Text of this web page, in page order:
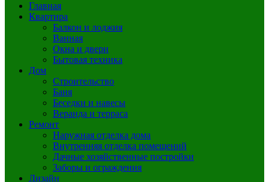
Главная
Квартира
Балкон и лоджия
Ванная
Окна и двери
Бытовая техника
Дом
Строительство
Баня
Беседки и навесы
Веранда и терраса
Ремонт
Наружная отделка дома
Внутренняя отделка помещений
Дачные хозяйственные постройки
Заборы и ограждения
Дизайн